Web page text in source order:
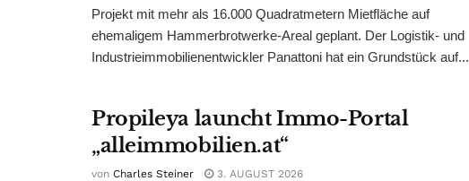
Projekt mit mehr als 16.000 Quadratmetern Mietfläche auf
ehemaligem Hammerbrotwerke-Areal geplant. Der Logistik- und
Industrieimmobilienentwickler Panattoni hat ein Grundstück auf...
Propileya launcht Immo-Portal
„alleimmobilien.at“
von Charles Steiner 3. AUGUST 2026